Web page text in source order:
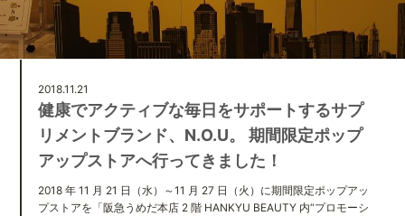
2018.11.21
健康でアクティブな毎日をサポートするサプ
リメントブランド、N.O.U。 期間限定ポップ
アップストアへ行ってきました！
2018 年 11 月 21 日（水）～11 月 27 日（火）に期間限定ポップアッ
プストアを「阪急うめだ本店 2 階 HANKYU BEAUTY 内“プロモーシ
Kirari bu きらり部スペシャルメンバーについて